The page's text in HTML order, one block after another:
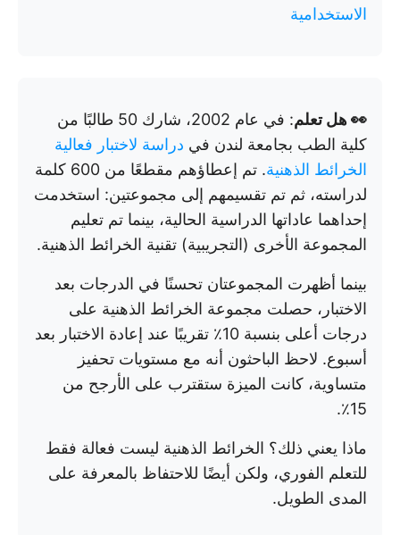
الاستخدامية
👀 هل تعلم
: في عام 2002، شارك 50 طالبًا من
كلية الطب بجامعة لندن في دراسة لاختبار فعالية
الخرائط الذهنية
. تم إعطاؤهم مقطعًا من 600 كلمة
لدراسته، ثم تم تقسيمهم إلى مجموعتين: استخدمت
إحداهما عاداتها الدراسية الحالية، بينما تم تعليم
المجموعة الأخرى (التجريبية) تقنية الخرائط الذهنية.
بينما أظهرت المجموعتان تحسنًا في الدرجات بعد
الاختبار، حصلت مجموعة الخرائط الذهنية على
درجات أعلى بنسبة 10٪ تقريبًا عند إعادة الاختبار بعد
أسبوع. لاحظ الباحثون أنه مع مستويات تحفيز
متساوية، كانت الميزة ستقترب على الأرجح من
15٪.
ماذا يعني ذلك؟ الخرائط الذهنية ليست فعالة فقط
للتعلم الفوري، ولكن أيضًا للاحتفاظ بالمعرفة على
المدى الطويل.